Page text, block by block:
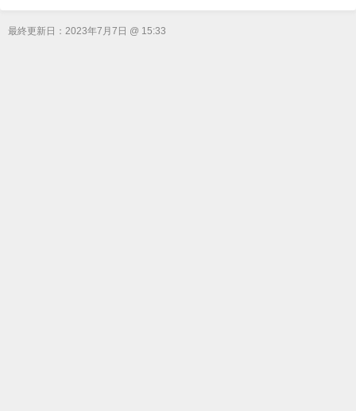
最終更新日： 2023年7月7日 @ 15:33